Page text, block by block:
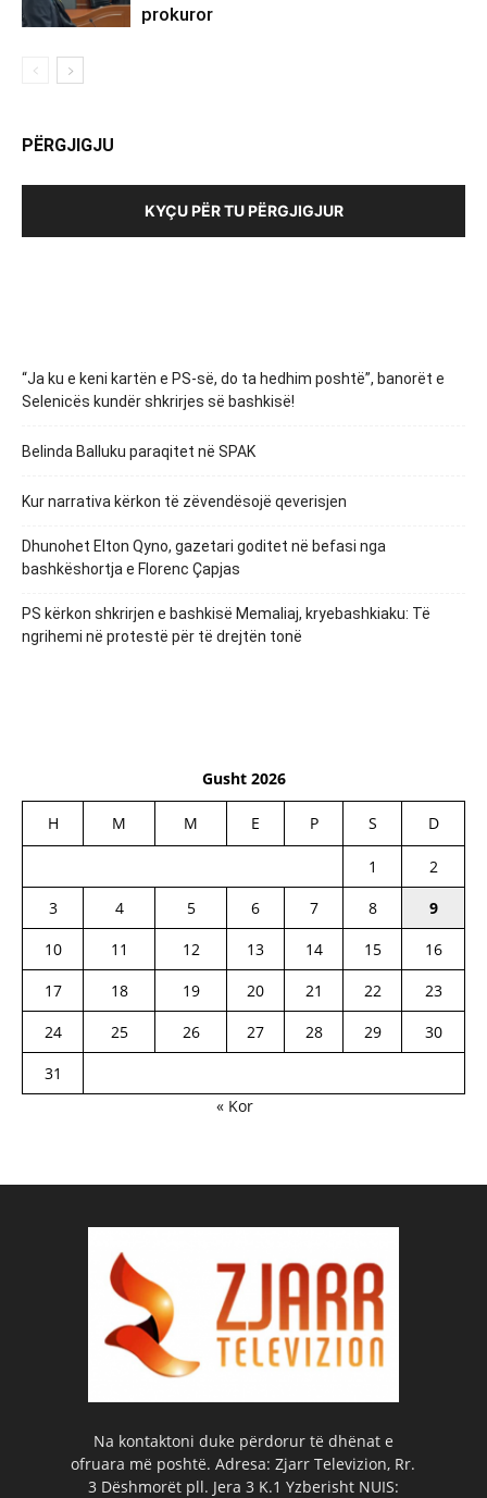
prokuror
PËRGJIGJU
KYÇU PËR TU PËRGJIGJUR
“Ja ku e keni kartën e PS-së, do ta hedhim poshtë”, banorët e
Selenicës kundër shkrirjes së bashkisë!
Belinda Balluku paraqitet në SPAK
Kur narrativa kërkon të zëvendësojë qeverisjen
Dhunohet Elton Qyno, gazetari goditet në befasi nga
bashkëshortja e Florenc Çapjas
PS kërkon shkrirjen e bashkisë Memaliaj, kryebashkiaku: Të
ngrihemi në protestë për të drejtën tonë
Gusht 2026
H M M E P S D
1
2
3
4 5 6 7 8
9
10
11 12 13 14 15
16
17
18 19 20 21 22
23
24
25 26 27 28 29
30
31
« Kor
Na kontaktoni duke përdorur të dhënat e
ofruara më poshtë. Adresa: Zjarr Televizion, Rr.
3 Dëshmorët pll. Jera 3 K.1 Yzberisht NUIS: